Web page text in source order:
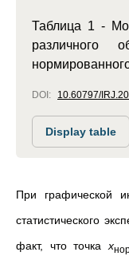
Таблица 1 -
различного
DOI: 10.60797/
Display table
При графической
статистического
факт, что точкаx